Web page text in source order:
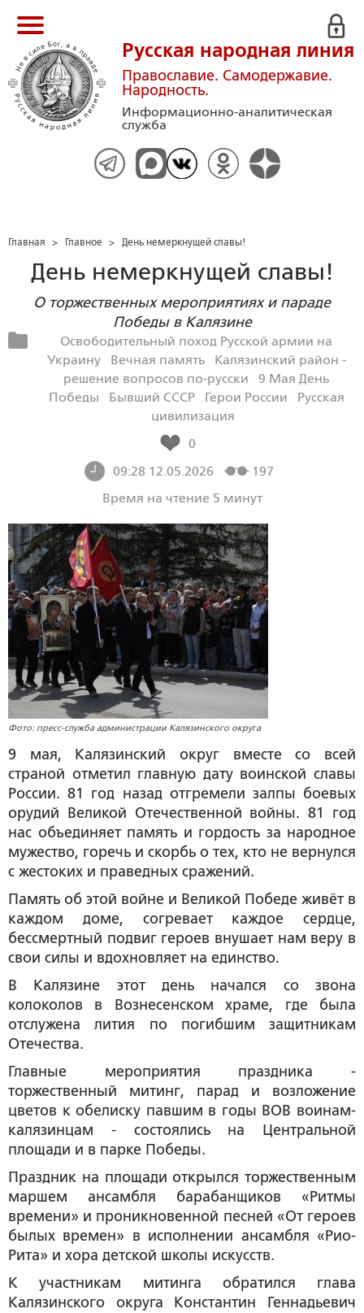
Русская народная линия
Православие. Самодержавие.
Народность.
Информационно-аналитическая
служба
Главная > Главное > День немеркнущей славы!
День немеркнущей славы!
О торжественных мероприятиях и параде
Победы в Калязине
Освободительный поход Русской армии на
Украину
Вечная память
Калязинский район -
решение вопросов по-русски
9 Мая День
Победы
Бывший СССР Герои России
Русская
цивилизация
0
09:28 12.05.2026
197
Время на чтение 5 минут
Фото: пресс-служба администрации Калязинского округа
9 мая, Калязинский округ вместе со всей
страной отметил главную дату воинской славы
России. 81 год назад отгремели залпы боевых
орудий Великой Отечественной войны. 81 год
нас объединяет память и гордость за народное
мужество, горечь и скорбь о тех, кто не вернулся
с жестоких и праведных сражений.
Память об этой войне и Великой Победе живёт в
каждом доме, согревает каждое сердце,
бессмертный подвиг героев внушает нам веру в
свои силы и вдохновляет на единство.
В Калязине этот день начался со звона
колоколов в Вознесенском храме, где была
отслужена лития по погибшим защитникам
Отечества.
Главные мероприятия праздника -
торжественный митинг, парад и возложение
цветов к обелиску павшим в годы ВОВ воинам-
калязинцам - состоялись на Центральной
площади и в парке Победы.
Праздник на площади открылся торжественным
маршем ансамбля барабанщиков «Ритмы
времени» и проникновенной песней «От героев
былых времен» в исполнении ансамбля «Рио-
Рита» и хора детской школы искусств.
К участникам митинга обратился глава
Калязинского округа Константин Геннадьевич